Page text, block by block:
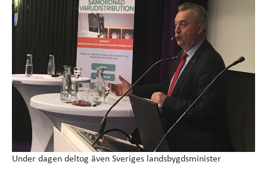
Under dagen deltog även Sveriges landsbygdsminister